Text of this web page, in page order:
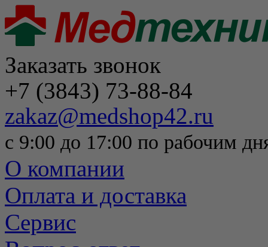
Заказать звонок
+7 (3843) 73-88-84
zakaz@medshop42.ru
с 9:00 до 17:00 по рабочим
О компании
Оплата и доставка
Сервис